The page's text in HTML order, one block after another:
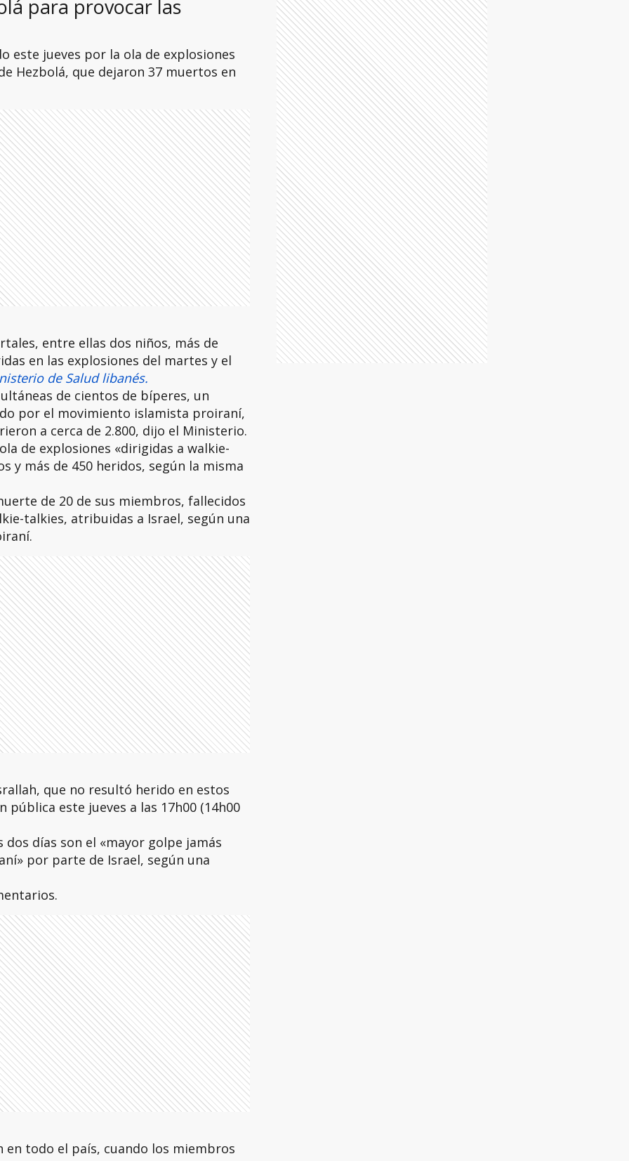
para provocar las
este jueves por la ola de explosiones
Hezbolá, que dejaron 37 muertos en
entre ellas dos niños, más de
en las explosiones del martes y el
de Salud libanés.
de cientos de bíperes, un
por el movimiento islamista proiraní,
a cerca de 2.800, dijo el Ministerio.
de explosiones «dirigidas a walkie-
y más de 450 heridos, según la misma
de 20 de sus miembros, fallecidos
talkies, atribuidas a Israel, según una
que no resultó herido en estos
este jueves a las 17h00 (14h00
días son el «mayor golpe jamás
por parte de Israel, según una
en todo el país, cuando los miembros